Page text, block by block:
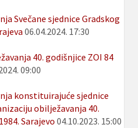
Svečane sjednice Gradskog
06.04.2024. 17:30
40. godišnjice ZOI 84
09:00
konstituirajuće sjednice
obilježavanja 40.
Sarajevo 04.10.2023. 15:00